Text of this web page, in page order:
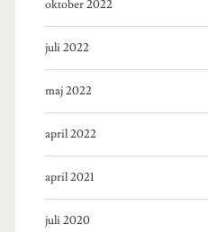
oktober 2022
juli 2022
maj 2022
april 2022
april 2021
juli 2020